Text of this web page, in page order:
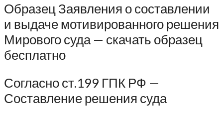
Образец Заявления о составлении
и выдаче мотивированного решения
Мирового суда — скачать образец
бесплатно
Согласно ст.199 ГПК РФ —
Составление решения суда